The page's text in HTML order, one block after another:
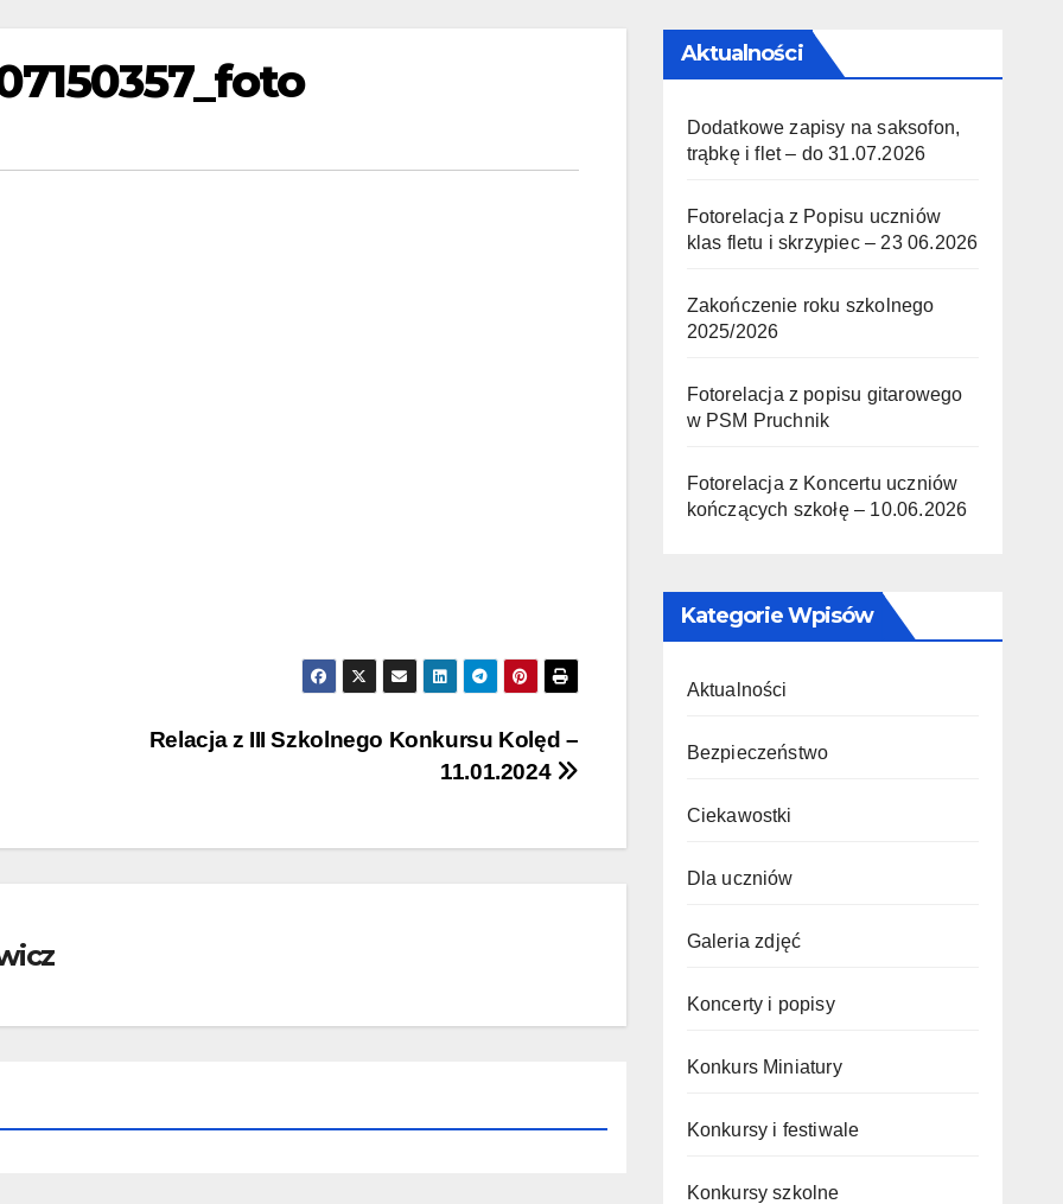
Relacja z III Szkolnego Konkursu Kolęd –
11.01.2024
Aktualności
Dodatkowe zapisy na saksofon,
trąbkę i flet – do 31.07.2026
Fotorelacja z Popisu uczniów
klas fletu i skrzypiec – 23 06.2026
Zakończenie roku szkolnego
2025/2026
Fotorelacja z popisu gitarowego
w PSM Pruchnik
Fotorelacja z Koncertu uczniów
kończących szkołę – 10.06.2026
Kategorie Wpisów
Aktualności
Bezpieczeństwo
Ciekawostki
Dla uczniów
Galeria zdjęć
Koncerty i popisy
Konkurs Miniatury
Konkursy i festiwale
Konkursy szkolne